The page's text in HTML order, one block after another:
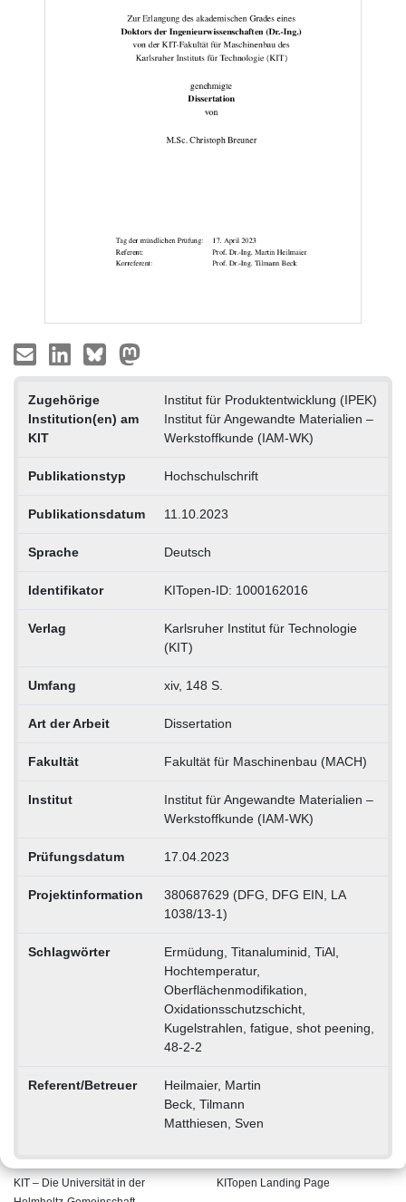
Zugehörige
Institution(en) am
KIT
Institut für Produktentwicklung (IPEK)
Institut für Angewandte Materialien –
Werkstoffkunde (IAM-WK)
Publikationstyp Hochschulschrift
Publikationsdatum 11.10.2023
Sprache Deutsch
Identifikator KITopen-ID: 1000162016
Verlag
Karlsruher Institut für Technologie
(KIT)
Umfang xiv, 148 S.
Art der Arbeit Dissertation
Fakultät Fakultät für Maschinenbau (MACH)
Institut
Institut für Angewandte Materialien –
Werkstoffkunde (IAM-WK)
Prüfungsdatum 17.04.2023
Projektinformation
380687629 (DFG, DFG EIN, LA
1038/13-1)
Schlagwörter
Ermüdung, Titanaluminid, TiAl,
Hochtemperatur,
Oberflächenmodifikation,
Oxidationsschutzschicht,
Kugelstrahlen, fatigue, shot peening,
48-2-2
Referent/Betreuer
Heilmaier, Martin
Beck, Tilmann
Matthiesen, Sven
KIT – Die Universität in der
KITopen Landing Page